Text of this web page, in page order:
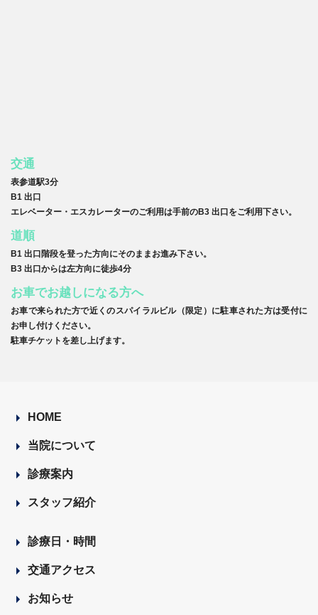
交通
表参道駅3分
B1 出口
エレベーター・エスカレーターのご利用は手前のB3 出口をご利用下さい。
道順
B1 出口階段を登った方向にそのままお進み下さい。
B3 出口からは左方向に徒歩4分
お車でお越しになる方へ
お車で来られた方で近くのスパイラルビル（限定）に駐車された方は受付に
お申し付けください。
駐車チケットを差し上げます。
HOME
当院について
診療案内
スタッフ紹介
診療日・時間
交通アクセス
お知らせ